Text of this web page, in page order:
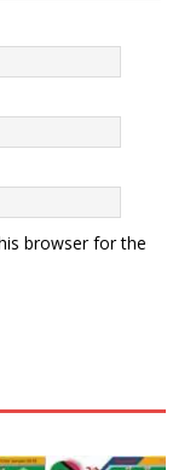
browser for the